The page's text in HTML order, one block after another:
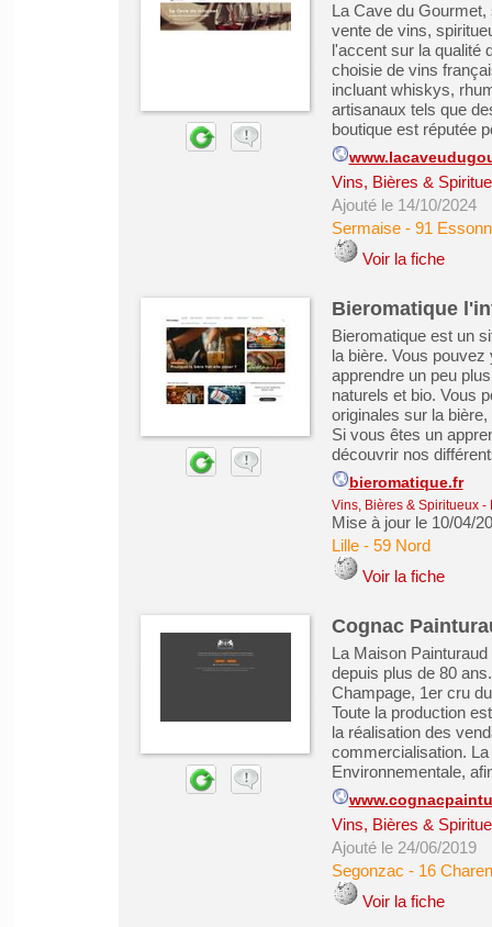
La Cave du
vente de vins,
l'accent sur la qualité
choisie de vins
incluant whiskys,
artisanaux tels que
boutique est réputée
Vins, Bières &
Ajouté le 14/10/2024
Sermaise- 91
Voir la fiche
Bieromatique
Bieromatique est un
la bière. Vous
apprendre un peu
naturels et bio. Vous
originales sur la
Si vous êtes un
découvrir nos
bieromatique.fr
Vins, Bières & Spiritueux-
Mise à jour le 10/04/
Lille- 59 Nord
Voir la fiche
Cognac
La Maison
depuis plus de 80
Champage, 1er cru
Toute la production
la réalisation des
commercialisation.
Environnementale,
Vins, Bières &
Ajouté le 24/06/2019
Segonzac - 16
Voir la fiche